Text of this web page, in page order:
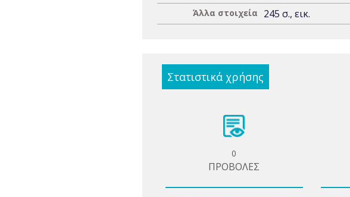
Άλλα στοιχεία 245 σ., εικ.
Στατιστικά χρήσης
0
ΠΡΟΒΟΛΕΣ